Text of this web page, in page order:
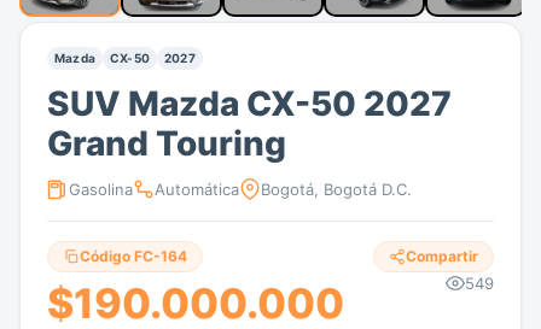
Mazda CX-50 2027
SUV Mazda CX-50 2027
Grand Touring
Gasolina Automática Bogotá, Bogotá D.C.
Código FC-164
$190.000.000
Compartir
549